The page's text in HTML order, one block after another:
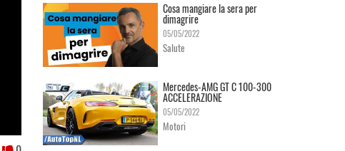
Cosa mangiare la sera per
dimagrire
05/05/2022
Salute
Mercedes-AMG GT C 100-300
ACCELERAZIONE
05/05/2022
Motori